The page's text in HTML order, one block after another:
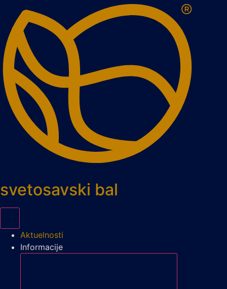
садржај
svetosavski bal
Aktuelnosti
Informacije